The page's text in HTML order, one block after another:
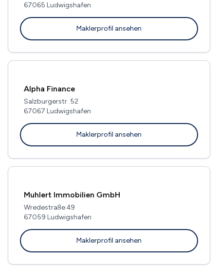
67065 Ludwigshafen
Maklerprofil ansehen
Alpha Finance
Salzburgerstr. 52
67067 Ludwigshafen
Maklerprofil ansehen
Muhlert Immobilien GmbH
Wredestraße 49
67059 Ludwigshafen
Maklerprofil ansehen